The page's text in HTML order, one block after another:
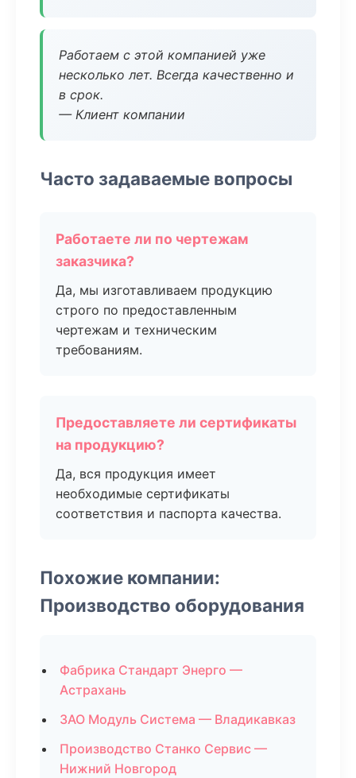
Работаем с этой компанией уже
несколько лет. Всегда качественно и
в срок.
— Клиент компании
Часто задаваемые вопросы
Работаете ли по чертежам
заказчика?
Да, мы изготавливаем продукцию
строго по предоставленным
чертежам и техническим
требованиям.
Предоставляете ли сертификаты
на продукцию?
Да, вся продукция имеет
необходимые сертификаты
соответствия и паспорта качества.
Похожие компании:
Производство оборудования
Фабрика Стандарт Энерго —
Астрахань
ЗАО Модуль Система — Владикавказ
Производство Станко Сервис —
Нижний Новгород